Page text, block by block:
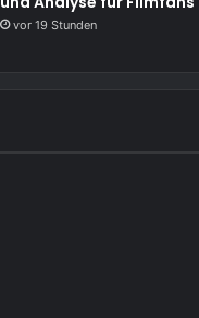
vor 19 Stunden